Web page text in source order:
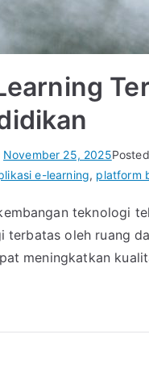
November 25, 2025
e-learning, platform
teknologi
terbatas oleh ruang
meningkatkan